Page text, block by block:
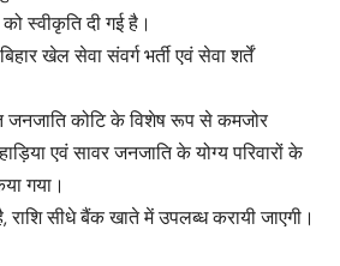
स्वीकृति दी गई है।
खेल सेवा संवर्ग भर्ती एवं सेवा शर्तें
जनजाति कोटि के विशेष रूप से कमजोर
एवं सावर जनजाति के योग्य परिवारों के
गया।
सीधे बैंक खाते में उपलब्ध करायी जाएगी।